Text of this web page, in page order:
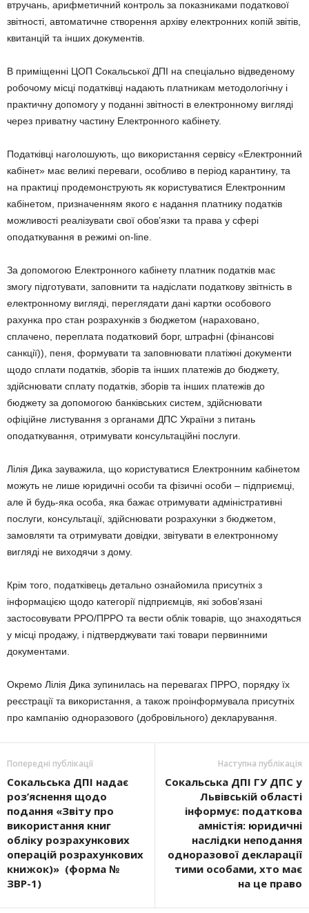
втручань, арифметичний контроль за показниками податкової
звітності, автоматичне створення архіву електронних копій звітів,
квитанцій та інших документів.
В приміщенні ЦОП Сокальської ДПІ на спеціально відведеному
робочому місці податківці надають платникам методологічну і
практичну допомогу у поданні звітності в електронному вигляді
через приватну частину Електронного кабінету.
Податківці наголошують, що використання сервісу «Електронний
кабінет» має великі переваги, особливо в період карантину, та
на практиці продемонструють як користуватися Електронним
кабінетом, призначенням якого є надання платнику податків
можливості реалізувати свої обов’язки та права у сфері
оподаткування в режимі on-line.
За допомогою Електронного кабінету платник податків має
змогу підготувати, заповнити та надіслати податкову звітність в
електронному вигляді, переглядати дані картки особового
рахунка про стан розрахунків з бюджетом (нараховано,
сплачено, переплата податковий борг, штрафні (фінансові
санкції)), пеня, формувати та заповнювати платіжні документи
щодо сплати податків, зборів та інших платежів до бюджету,
здійснювати сплату податків, зборів та інших платежів до
бюджету за допомогою банківських систем, здійснювати
офіційне листування з органами ДПС України з питань
оподаткування, отримувати консультаційні послуги.
Лілія Дика зауважила, що користуватися Електронним кабінетом
можуть не лише юридичні особи та фізичні особи – підприємці,
але й будь-яка особа, яка бажає отримувати адміністративні
послуги, консультації, здійснювати розрахунки з бюджетом,
замовляти та отримувати довідки, звітувати в електронному
вигляді не виходячи з дому.
Крім того, податківець детально ознайомила присутніх з
інформацією щодо категорії підприємців, які зобов’язані
застосовувати РРО/ПРРО та вести облік товарів, що знаходяться
у місці продажу, і підтверджувати такі товари первинними
документами.
Окремо Лілія Дика зупинилась на перевагах ПРРО, порядку їх
реєстрації та використання, а також проінформувала присутніх
про кампанію одноразового (добровільного) декларування.
Попередні публікації
Сокальська ДПІ надає
роз’яснення щодо
подання «Звіту про
використання книг
обліку розрахункових
операцій розрахункових
книжок)» (форма №
ЗВР-1)
Наступна публікація
Сокальська ДПІ ГУ ДПС у
Львівській області
інформує: податкова
амністія: юридичні
наслідки неподання
одноразової декларації
тими особами, хто має
на це право